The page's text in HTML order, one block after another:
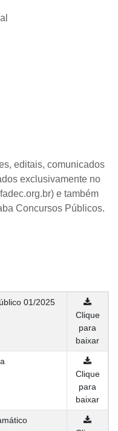
editais, comunicados
exclusivamente no
) e também
Concursos Públicos.
01/2025
Clique
para
baixar
Clique
para
baixar